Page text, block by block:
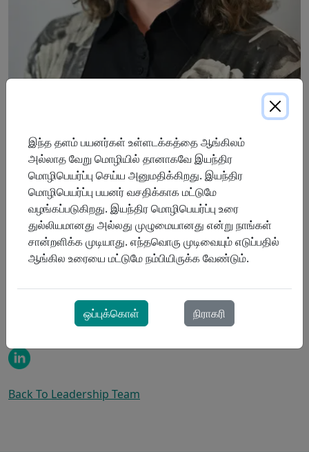
Wendy lidera las operaciones de ProResp en la región
Centro-Este, con el foco puesto en la atención y defensa
de nuestros pacientes, y en asegurar que ProResp sea
líder en la industria de la atención respiratoria. Wendy
es Terapeuta Respiratoria Registrada (TRR) y trabaja en
ProResp desde 2010, aportando más de una década de
experiencia y dedicación a su puesto.
Al desarrollar relaciones en la región Centro Este de
ProResp, su liderazgo garantiza que ProResp continúe
y asociaciones, todo ello manteniendo nuestro enfoque
de atención centrado en el paciente.
Back To Leadership Team
இந்த தளம் பயனர்கள் உள்ளடக்கத்தை ஆங்கிலம்
அல்லாத வேறு மொழியில் தானாகவே இயந்திர
மொழிபெயர்ப்பு செய்ய அனுமதிக்கிறது. இயந்திர
மொழிபெயர்ப்பு பயனர் வசதிக்காக மட்டுமே
வழங்கப்படுகிறது. இயந்திர மொழிபெயர்ப்பு உரை
துல்லியமானது அல்லது முழுமையானது என்று நாங்கள்
சான்றளிக்க முடியாது. எந்தவொரு முடிவையும் எடுப்பதில்
ஆங்கில உரையை மட்டுமே நம்பியிருக்க வேண்டும்.
ஒப்புக்கொள் நிராகரி